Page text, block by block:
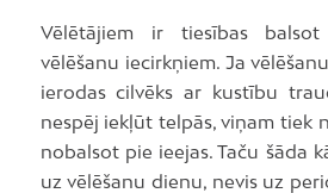
Vēlētājiem ir tiesības
vēlēšanu iecirkņiem. Ja
ierodas cilvēks ar kustību
nespēj iekļūt telpās, viņam tiek
nobalsot pie ieejas. Taču šāda
uz vēlēšanu dienu, nevis uz